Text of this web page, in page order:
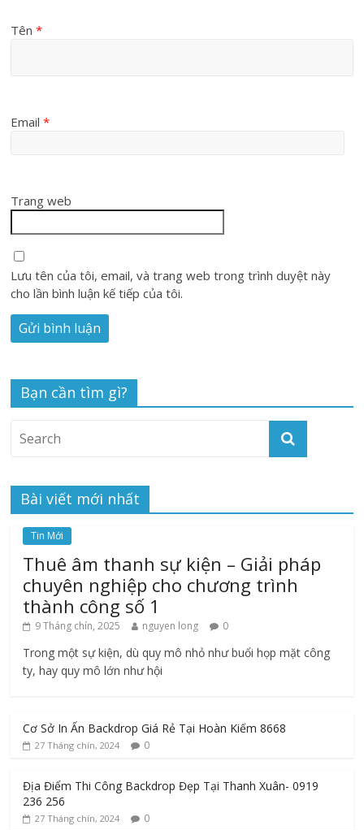
Tên*
Email*
Trang web
Lưu tên của tôi, email, và trang web trong trình duyệt này
cho lần bình luận kế tiếp của tôi.
Bạn cần tìm gì?
Bài viết mới nhất
Tin Mới
Thuê âm thanh sự kiện – Giải pháp
chuyên nghiệp cho chương trình
thành công số 1
9 Tháng chín, 2025 nguyen long 0
Trong một sự kiện, dù quy mô nhỏ như buổi họp mặt công
ty, hay quy mô lớn như hội
Cơ Sở In Ấn Backdrop Giá Rẻ Tại Hoàn Kiếm 8668
27 Tháng chín, 2024 0
Địa Điểm Thi Công Backdrop Đẹp Tại Thanh Xuân- 0919
236 256
27 Tháng chín, 2024 0